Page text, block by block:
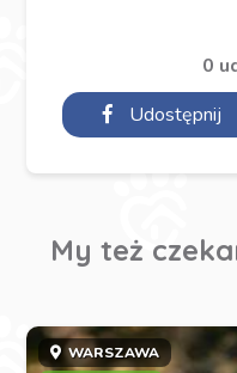
0
Udostępnij
My też
WARSZAWA